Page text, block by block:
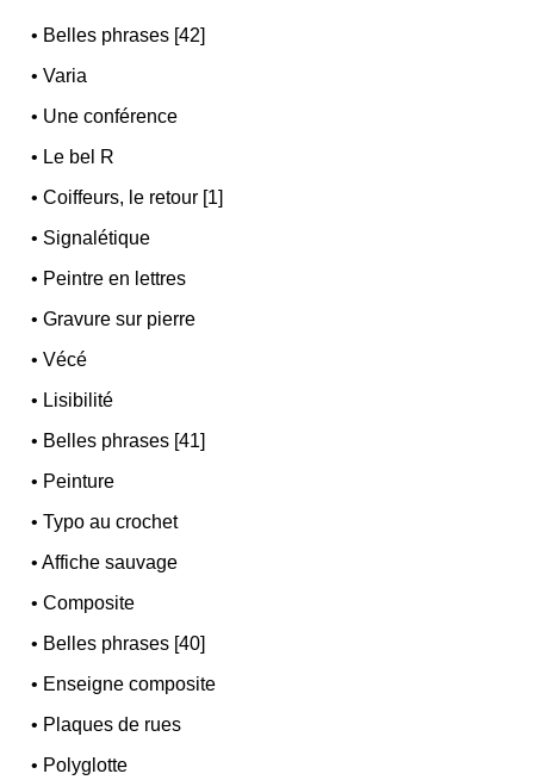
• Belles phrases [42]
•Varia
• Une conférence
• Le bel R
•Coiffeurs, le retour [1]
• Signalétique
• Peintre en lettres
•Gravure sur pierre
•Vécé
• Lisibilité
• Belles phrases [41]
• Peinture
•Typo au crochet
•Affiche sauvage
•Composite
• Belles phrases [40]
• Enseigne composite
• Plaques de rues
• Polyglotte